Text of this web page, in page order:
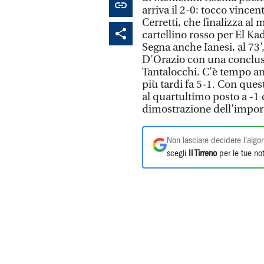
arriva il 2-0: tocco
Cerretti, che finalizza al
cartellino rosso per El
Segna anche Ianesi, al
D’Orazio con una
Tantalocchi. C’è tempo
più tardi fa 5-1. Con
al quartultimo posto a -1
dimostrazione
Non lasciare decidere
scegli
Il Tirrenoper le tue